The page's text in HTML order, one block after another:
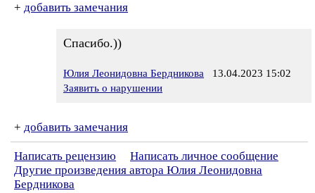
+ добавить замечания
Спасибо.))
Юлия Леонидовна Бердникова 13.04.2023 15:02
Заявить о нарушении
+ добавить замечания
Написать рецензию
Написать личное сообщение
Другие произведения автора Юлия Леонидовна
Бердникова